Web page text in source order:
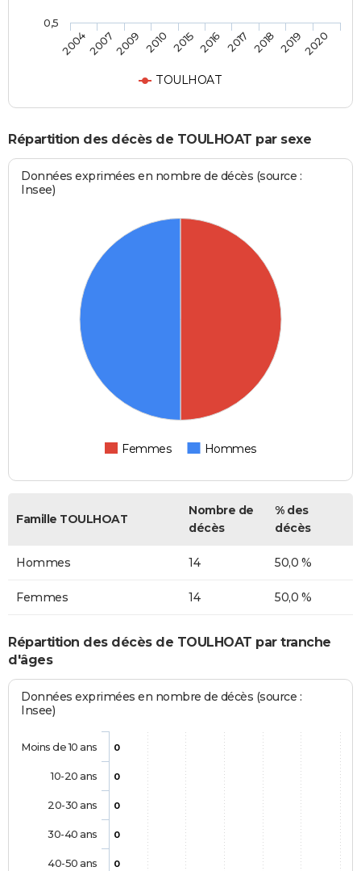
TOULHOAT
200420072009 2010 2015 2016 2017 2018 20192020
0,5
Répartition des décès de TOULHOAT par sexe
Données exprimées en nombre de décès (source :
Insee)
Femmes Hommes
Famille TOULHOAT
Nombre de
décès
% des
décès
Hommes 14 50,0 %
Femmes 14 50,0 %
Répartition des décès de TOULHOAT par tranche
d'âges
Données exprimées en nombre de décès (source :
Insee)
0
0
0
0
0
Moins de 10 ans
10-20 ans
20-30 ans
30-40 ans
40-50 ans